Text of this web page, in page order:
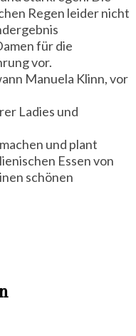
Regen leider nicht
für die
vor.
Manuela Klinn, vor
Ladies und
und plant
Essen von
schönen